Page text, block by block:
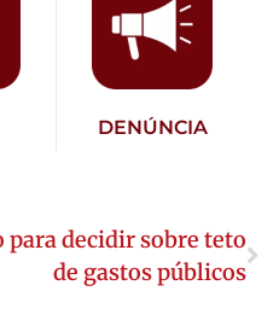
DENÚNCIA
para decidir sobre teto
de gastos públicos